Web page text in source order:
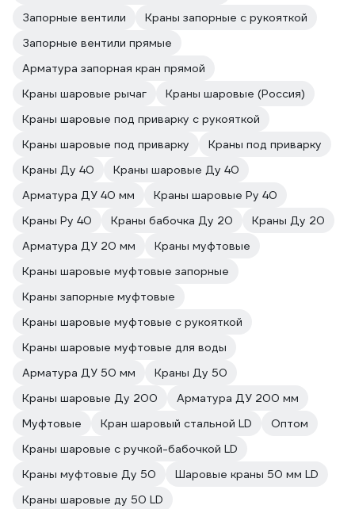
Запорные вентили
Краны запорные с рукояткой
Запорные вентили прямые
Арматура запорная кран прямой
Краны шаровые рычаг
Краны шаровые (Россия)
Краны шаровые под приварку с рукояткой
Краны шаровые под приварку
Краны под приварку
Краны Ду 40
Краны шаровые Ду 40
Арматура ДУ 40 мм
Краны шаровые Ру 40
Краны Ру 40
Краны бабочка Ду 20
Краны Ду 20
Арматура ДУ 20 мм
Краны муфтовые
Краны шаровые муфтовые запорные
Краны запорные муфтовые
Краны шаровые муфтовые с рукояткой
Краны шаровые муфтовые для воды
Арматура ДУ 50 мм
Краны Ду 50
Краны шаровые Ду 200
Арматура ДУ 200 мм
Муфтовые
Кран шаровый стальной LD
Оптом
Краны шаровые с ручкой-бабочкой LD
Краны муфтовые Ду 50
Шаровые краны 50 мм LD
Краны шаровые ду 50 LD